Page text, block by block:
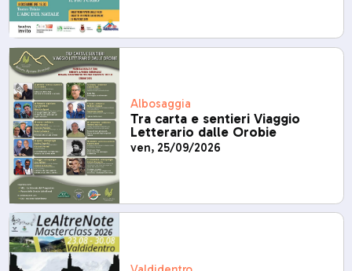
Albosaggia
Tra carta e sentieri Viaggio
Letterario dalle Orobie
ven, 25/09/2026